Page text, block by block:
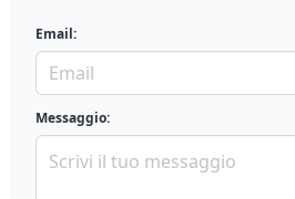
Email:
Messaggio: